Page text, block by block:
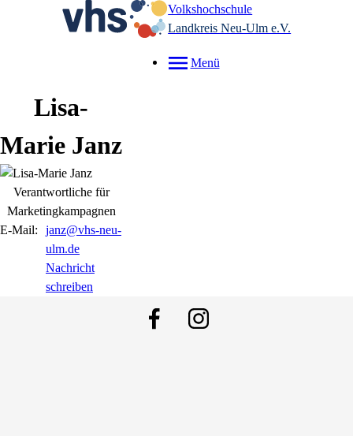
Volkshochschule
Landkreis Neu-Ulm e.V.
Menü
Lisa-
Marie Janz
Verantwortliche für
Marketingkampagnen
E-Mail:
janz@vhs-neu-
ulm.de
Nachricht
schreiben